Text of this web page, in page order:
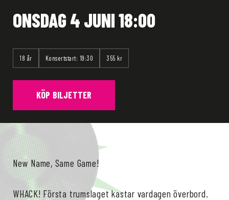
ONSDAG 4 JUNI 18:00
18 år Konsertstart: 19:30 355 kr
KÖP BILJETTER
New Name, Same Game!
WHACK! Första trumslaget kastar vardagen överbord.